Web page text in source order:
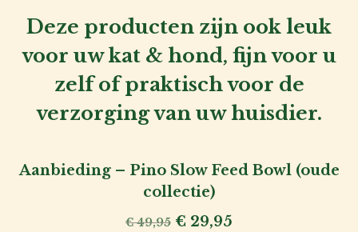
Deze producten zijn ook leuk
voor uw kat & hond, fijn voor u
zelf of praktisch voor de
verzorging van uw huisdier.
Aanbieding – Pino Slow Feed Bowl (oude
collectie)
€49,95 Oorspronkelijke
€ 29,95